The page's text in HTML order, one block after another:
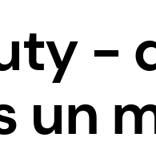
-
un